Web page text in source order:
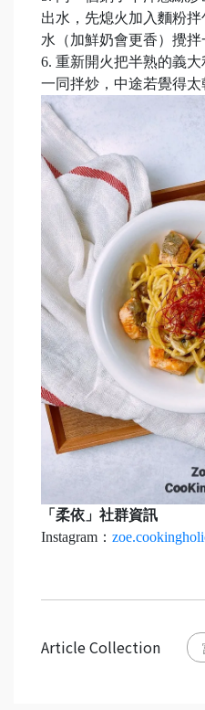
出水，先熄火加入麵粉
水（加鮮奶會更香）攪
6. 重新開火把半熟的義
一同拌炒，中途若覺得
「柔依」社群資訊
Instagram：
Article Collection